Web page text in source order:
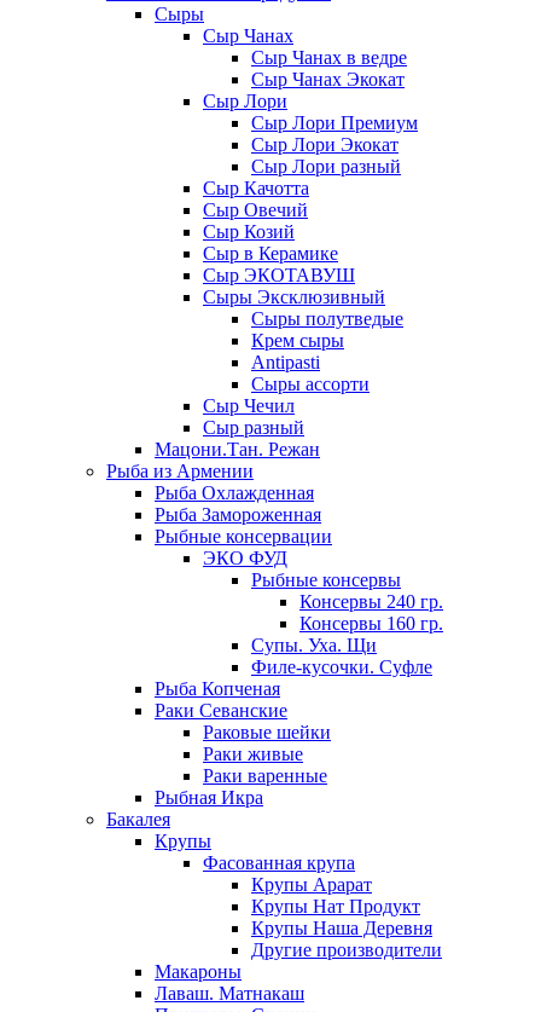
Сыры
Сыр Чанах
Сыр Чанах в ведре
Сыр Чанах Экокат
Сыр Лори
Сыр Лори Премиум
Сыр Лори Экокат
Сыр Лори разный
Сыр Качотта
Сыр Овечий
Сыр Козий
Сыр в Керамике
Сыр ЭКОТАВУШ
Сыры Эксклюзивный
Сыры полутведые
Крем сыры
Antipasti
Сыры ассорти
Сыр Чечил
Сыр разный
Мацони.Тан. Режан
Рыба из Армении
Рыба Охлажденная
Рыба Замороженная
Рыбные консервации
ЭКО ФУД
Рыбные консервы
Консервы 240 гр.
Консервы 160 гр.
Супы. Уха. Щи
Филе-кусочки. Суфле
Рыба Копченая
Раки Севанские
Раковые шейки
Раки живые
Раки варенные
Рыбная Икра
Бакалея
Крупы
Фасованная крупа
Крупы Арарат
Крупы Нат Продукт
Крупы Наша Деревня
Другие производители
Макароны
Лаваш. Матнакаш